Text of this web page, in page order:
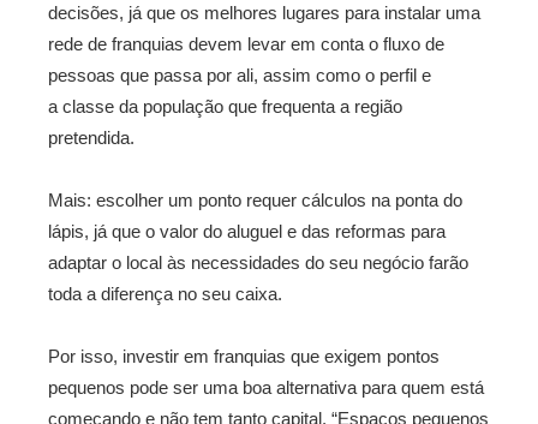
decisões, já que os melhores lugares para instalar uma
rede de franquias devem levar em conta o fluxo de
pessoas que passa por ali, assim como o perfil e
a classe da população que frequenta a região
pretendida.
Mais: escolher um ponto requer cálculos na ponta do
lápis, já que o valor do aluguel e das reformas para
adaptar o local às necessidades do seu negócio farão
toda a diferença no seu caixa.
Por isso, investir em franquias que exigem pontos
pequenos pode ser uma boa alternativa para quem está
começando e não tem tanto capital. “Espaços pequenos